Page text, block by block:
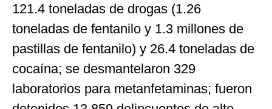
121.4 toneladas de drogas (1.26
toneladas de fentanilo y 1.3 millones de
pastillas de fentanilo) y 26.4 toneladas de
cocaína; se desmantelaron 329
laboratorios para metanfetaminas; fueron